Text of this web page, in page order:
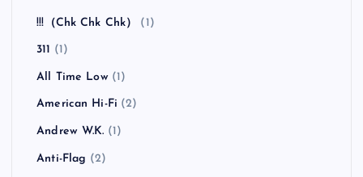
!!!（Chk Chk Chk） (1)
311 (1)
All Time Low(1)
American Hi-Fi (2)
Andrew W.K. (1)
Anti-Flag (2)